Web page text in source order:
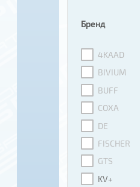
Бренд
4KAAD
BIVIUM
BUFF
COXA
DE
FISCHER
GTS
KV+